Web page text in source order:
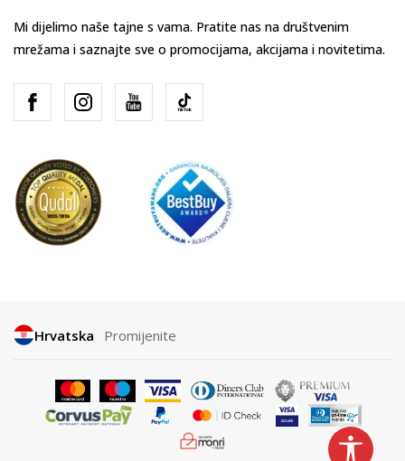
Mi dijelimo naše tajne s vama. Pratite nas na društvenim
mrežama i saznajte sve o promocijama, akcijama i novitetima.
Hrvatska Promijenite